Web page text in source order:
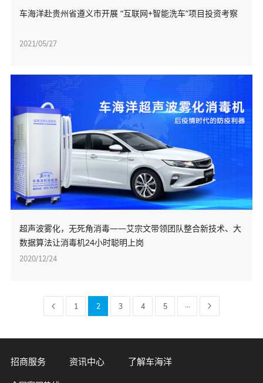
车海洋赴贵州省遵义市开展 “互联网+智能洗车”项目投资考察
2021/05/27
超声波雾化，无死角消毒——艾宗文带领团队整合新技术、大
数据算法让消毒机24小时聪明上岗
2020/12/24
1 2 3 4 5 ···
招商服务 资讯中心 了解车海洋